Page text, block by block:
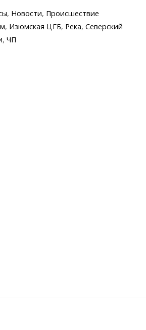
er at y
p
t ai
, Новости, Происшествие
, Изюмская ЦГБ, Река, Северский
, ЧП